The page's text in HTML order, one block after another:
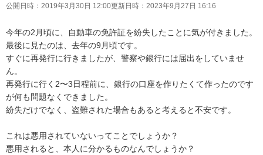
公開日時： 2019年3月30日 12:00更新日時： 2023年9月27日 16:16
今年の2月頃に、自動車の免許証を紛失したことに気が付きました。
最後に見たのは、去年の9月頃です。
すぐに再発行に行きましたが、警察や銀行には届出をしていませ
ん。
再発行に行く2〜3日程前に、銀行の口座を作りたくて作ったのです
が何も問題なくできました。
紛失だけでなく、盗難された場合もあると考えると不安です。
これは悪用されていないってことでしょうか？
悪用されると、本人に分かるものなんでしょうか？